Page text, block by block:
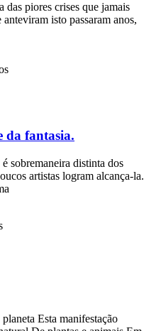
piores crises que jamais
isto passaram anos,
da fantasia.
sobremaneira distinta dos
artistas logram alcança-la.
Esta manifestação